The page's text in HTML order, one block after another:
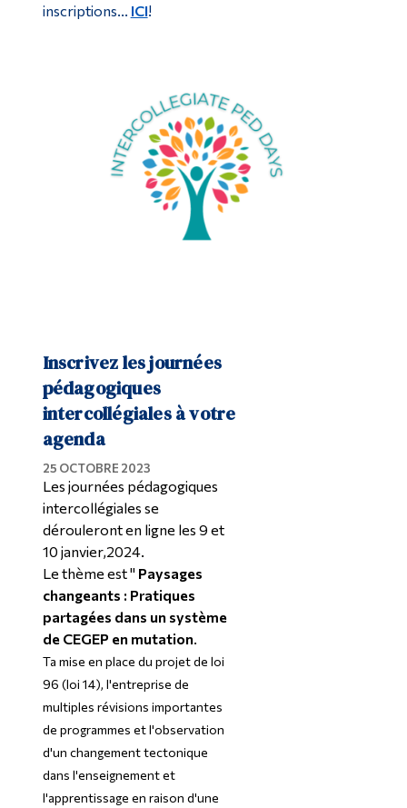
inscriptions... ICI!
Inscrivez les journées
pédagogiques
intercollégiales à votre
agenda
25 OCTOBRE 2023
Les journées pédagogiques
intercollégiales se
dérouleront en ligne les 9 et
10 janvier,2024.
Le thème est " Paysages
changeants : Pratiques
partagées dans un système
de CEGEP en mutation.
Ta mise en place du projet de loi
96 (loi 14), l'entreprise de
multiples révisions importantes
de programmes et l'observation
d'un changement tectonique
dans l'enseignement et
l'apprentissage en raison d'une